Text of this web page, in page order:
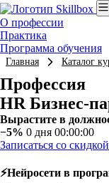
О профессии
Практика
Программа обучения
Главная Каталог
Профессия
HR Бизнес-
Вырастите в
−5% 0 дня 00:00:00
Записаться со скидкой
⚡Нейросети в